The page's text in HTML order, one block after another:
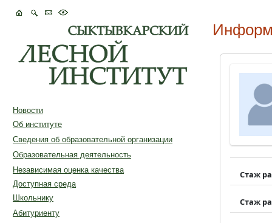
Новости
Об институте
Сведения об образовательной организации
Образовательная деятельность
Независимая оценка качества
Доступная среда
Школьнику
Абитуриенту
Стаж
Стаж